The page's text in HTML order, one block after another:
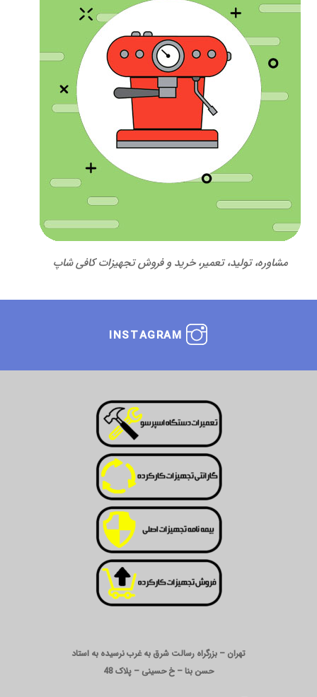
مشاوره، تولید، تعمیر، خرید و فروش تجهیزات کافی شاپ
INSTAGRAM
تهران – بزرگراه رسالت شرق به غرب نرسیده به استاد
حسن بنا – خ حسینی – پلاک 48